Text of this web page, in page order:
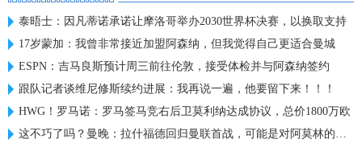
泰晤士：因凡蒂诺承诺让摩洛哥举办2030世界杯决赛，以换取支持
17岁蒙加：我曾非常接近加盟阿森纳，但我觉得自己更适合曼城
ESPN：吉马良斯预计周三前往伦敦，接受体检并与阿森纳签约
跟队记者谈维尼修斯续约进展：我再说一遍，他要留下来！！！
HWG！罗马诺：罗马签马竞右后卫莫利纳达成协议，总价1800万欧
这不巧了吗？曼晚：拉什福德回归曼联首战，可能是对阿莫林的米兰